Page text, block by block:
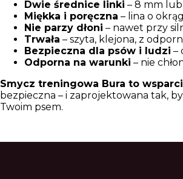
Dwie średnice linki – 8 mm
Miękka i poręczna – lina o
Nie parzy dłoni – nawet przy
Trwała – szyta, klejona, z
Bezpieczna dla psów i ludzi –
Odporna na warunki – nie
Smycz treningowa Bura to
bezpieczna – i zaprojektowana tak,
Twoim psem.